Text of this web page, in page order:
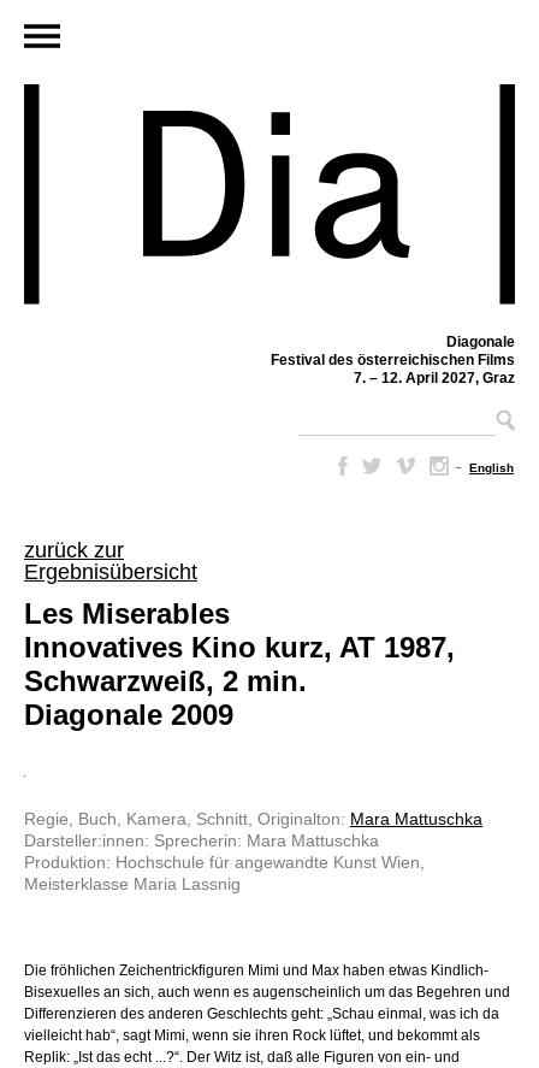
Diagonale
Festival des österreichischen Films
7. – 12. April 2027, Graz
– English
zurück zur
Ergebnisübersicht
Les Miserables
Innovatives Kino kurz, AT 1987,
Schwarzweiß, 2 min.
Diagonale 2009
Regie, Buch, Kamera, Schnitt, Originalton: Mara Mattuschka
Darsteller:innen: Sprecherin: Mara Mattuschka
Produktion: Hochschule für angewandte Kunst Wien,
Meisterklasse Maria Lassnig
Die fröhlichen Zeichentrickfiguren Mimi und Max haben etwas Kindlich-
Bisexuelles an sich, auch wenn es augenscheinlich um das Begehren und
Differenzieren des anderen Geschlechts geht: „Schau einmal, was ich da
vielleicht hab“, sagt Mimi, wenn sie ihren Rock lüftet, und bekommt als
Replik: „Ist das echt ...?“. Der Witz ist, daß alle Figuren von ein- und